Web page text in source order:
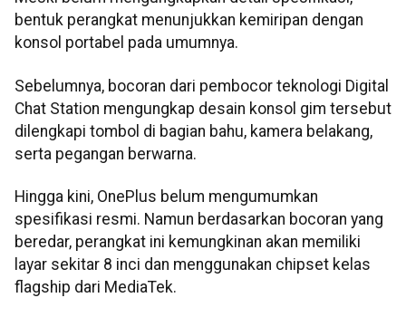
bentuk perangkat menunjukkan kemiripan dengan
konsol portabel pada umumnya.
Sebelumnya, bocoran dari pembocor teknologi Digital
Chat Station mengungkap desain konsol gim tersebut
dilengkapi tombol di bagian bahu, kamera belakang,
serta pegangan berwarna.
Hingga kini, OnePlus belum mengumumkan
spesifikasi resmi. Namun berdasarkan bocoran yang
beredar, perangkat ini kemungkinan akan memiliki
layar sekitar 8 inci dan menggunakan chipset kelas
flagship dari MediaTek.